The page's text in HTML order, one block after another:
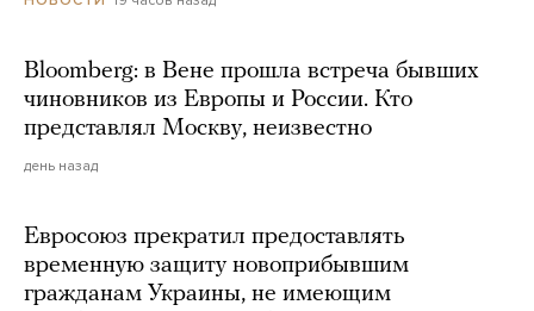
Bloomberg: в Вене прошла встреча бывших
чиновников из Европы и России. Кто
представлял Москву, неизвестно
день назад
Евросоюз прекратил предоставлять
временную защиту новоприбывшим
гражданам Украины, не имеющим